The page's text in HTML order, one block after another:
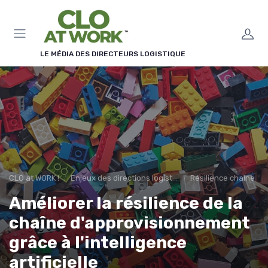
LE MÉDIA DES DIRECTEURS LOGISTIQUE
CLO at WORK ! Enjeux des directions logistiques Résilience chaîne
Améliorer la résilience de la
chaîne d'approvisionnement
grâce à l'intelligence
artificielle
Panneau de gestion des cookies